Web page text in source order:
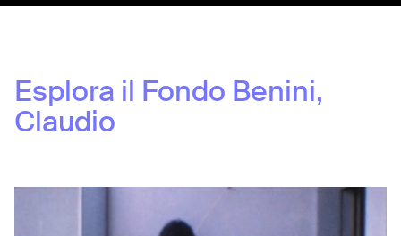
Esplora il Fondo Benini,
Claudio